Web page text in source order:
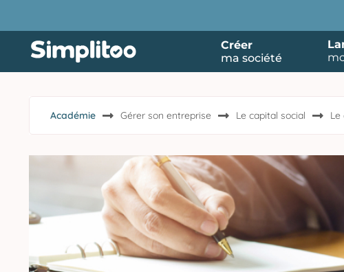
Créer
ma société
Académie Gérer son entreprise Le capital social Le